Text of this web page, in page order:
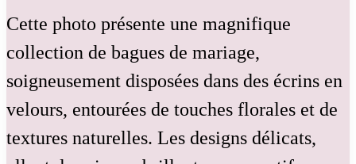
Cette photo présente une magnifique
collection de bagues de mariage,
soigneusement disposées dans des écrins en
velours, entourées de touches florales et de
textures naturelles. Les designs délicats,